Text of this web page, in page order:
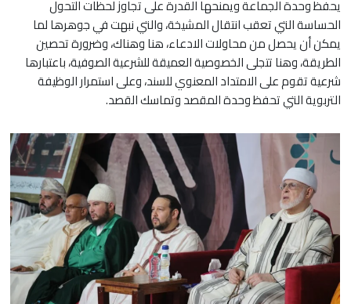
يحفظ وحدة الجماعة ويمنحها القدرة على تجاوز لحظات التحول
الحساسة التي تعقب انتقال المشيخة، والتي نبهت في جوهرها لما
يمكن أن يحصل من محاولات الادعاء، هنا وهناك، وضرورة تحصين
الطريقة، وهنا تتجلى الخصوصية العميقة للشرعية الصوفية، باعتبارها
شرعية تقوم على الامتداد المعنوي للسند، وعلى استمرار الوظيفة
التربوية التي تحفظ وحدة المقصد وتماسك القصد.